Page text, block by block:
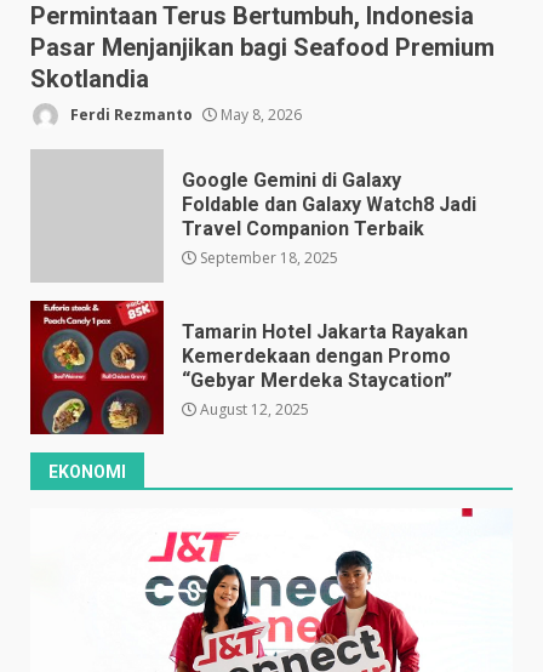
Permintaan Terus Bertumbuh, Indonesia
Pasar Menjanjikan bagi Seafood Premium
Skotlandia
Ferdi Rezmanto May 8, 2026
Google Gemini di Galaxy
Foldable dan Galaxy Watch8 Jadi
Travel Companion Terbaik
September 18, 2025
Tamarin Hotel Jakarta Rayakan
Kemerdekaan dengan Promo
“Gebyar Merdeka Staycation”
August 12, 2025
EKONOMI